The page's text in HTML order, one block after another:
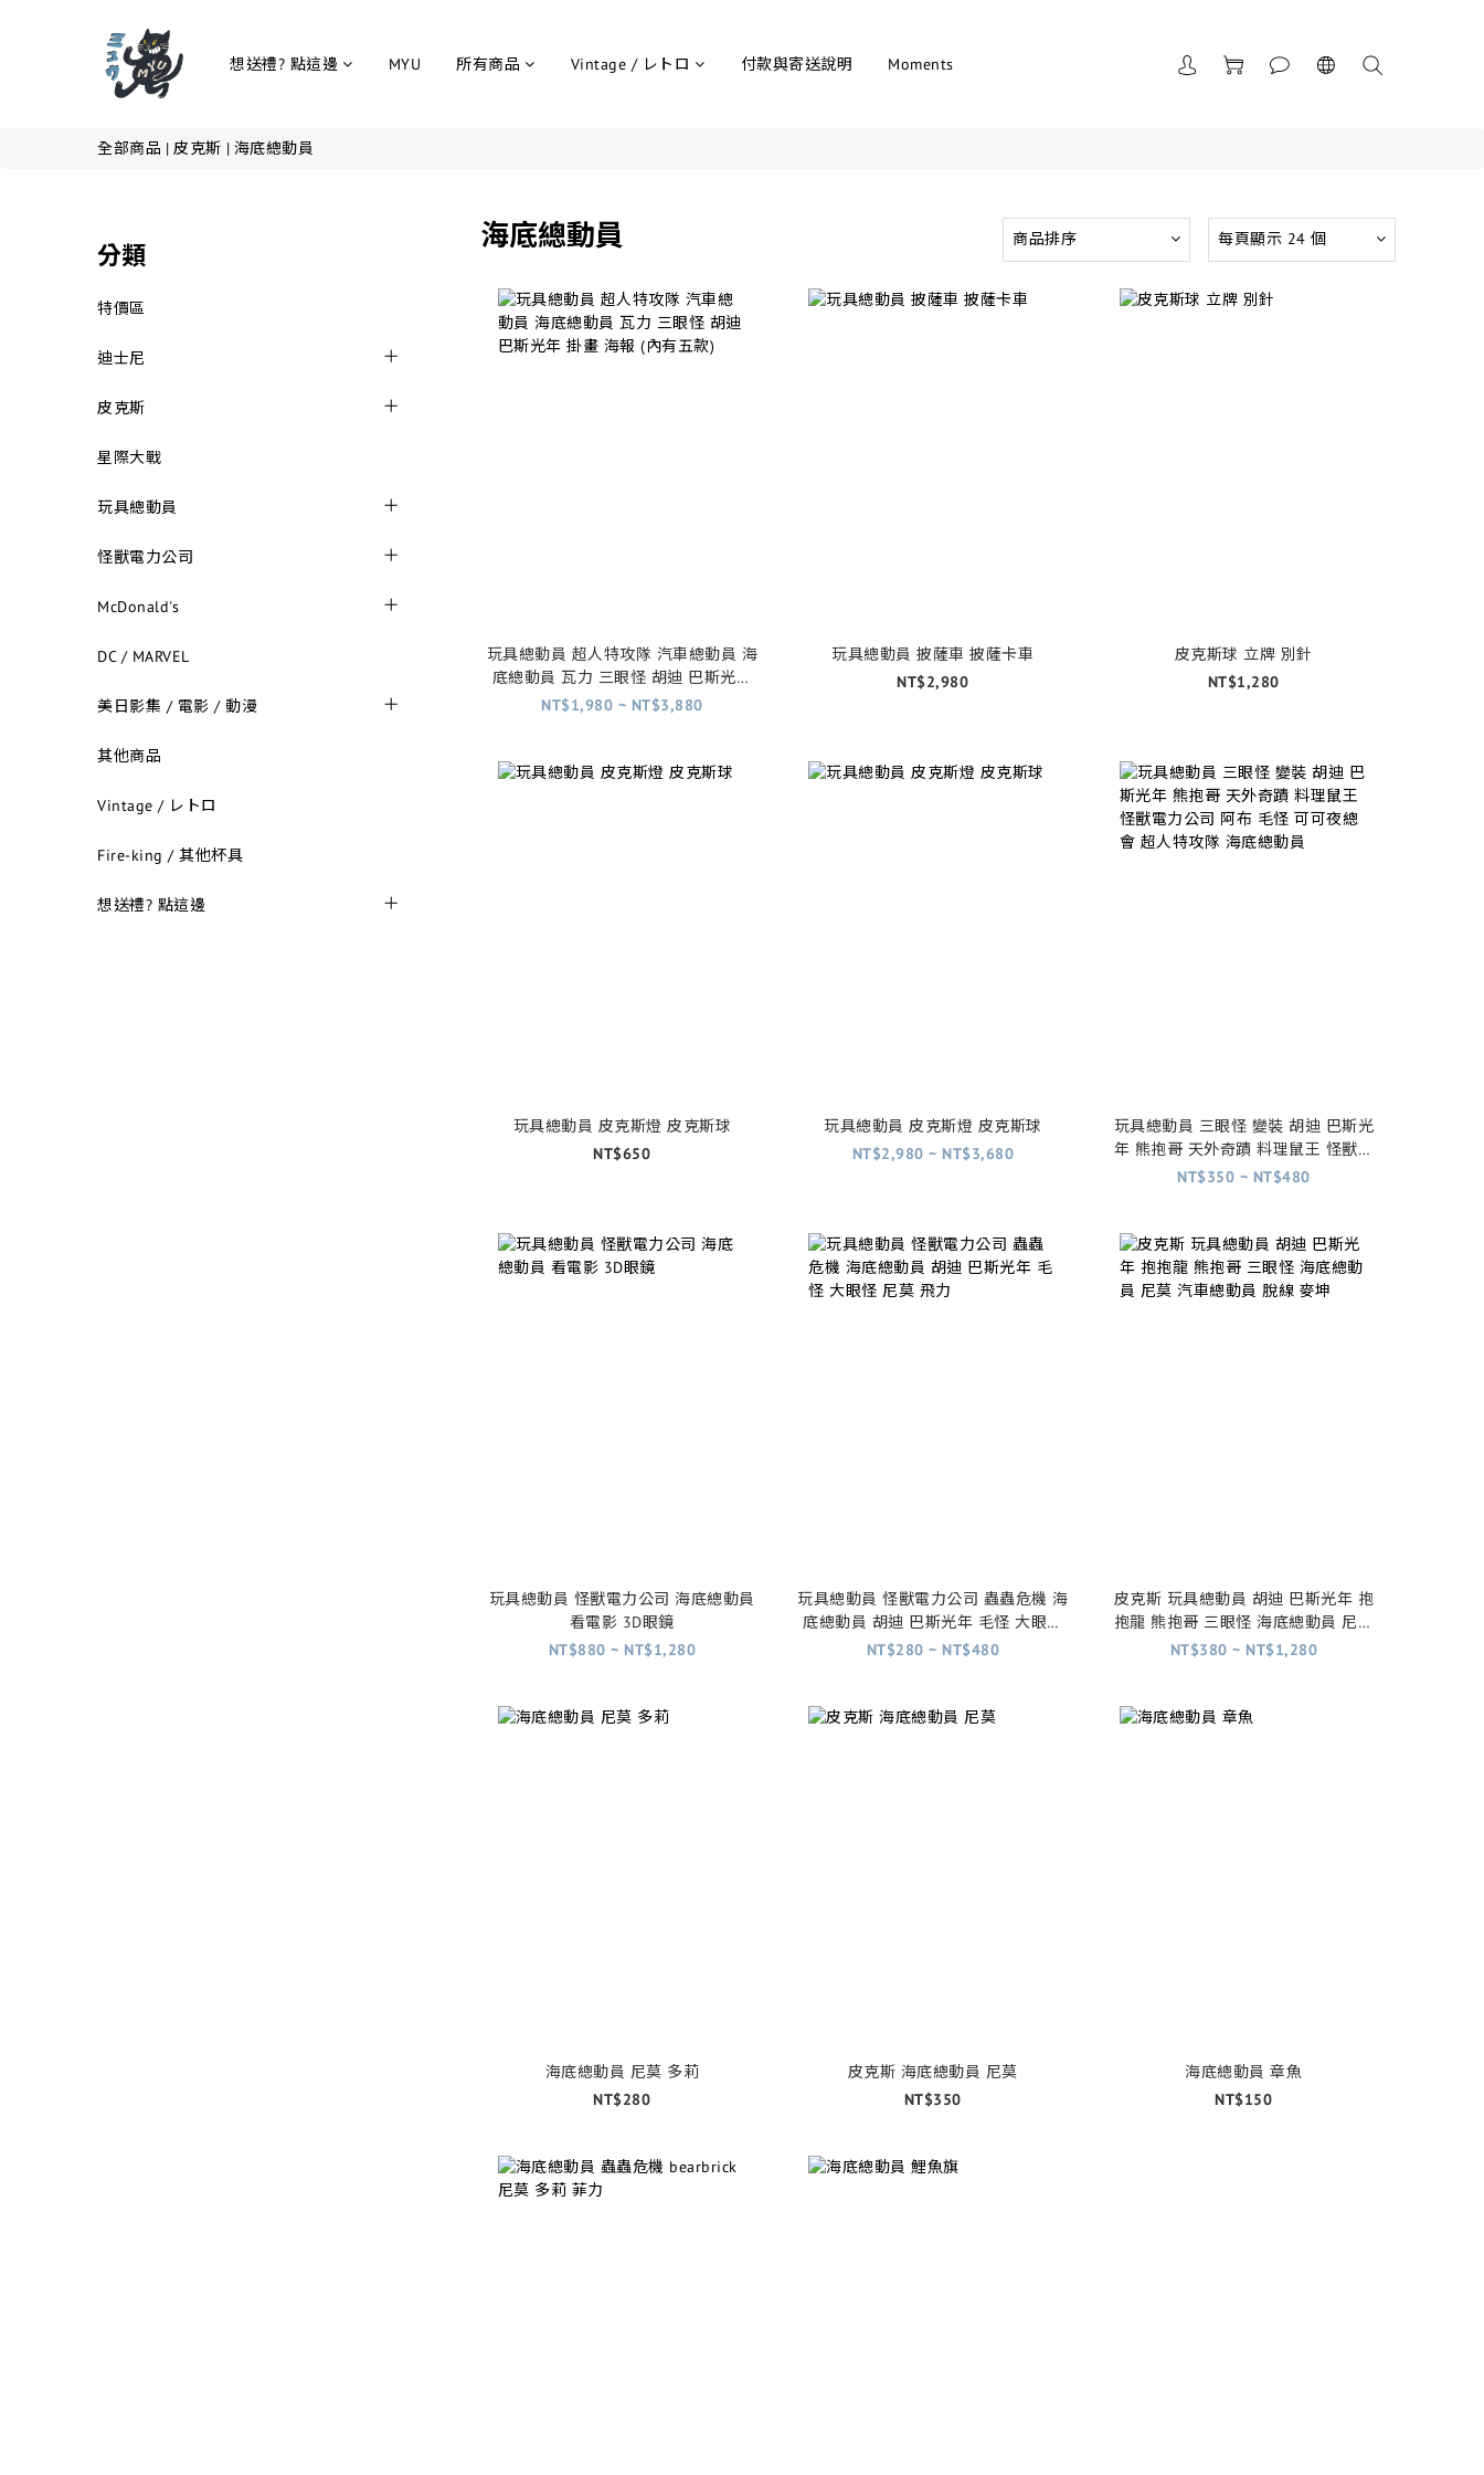
想送禮? 點這邊 MYU 所有商品 Vintage / レトロ 付款與寄送說明 Moments
全部商品 | 皮克斯 | 海底總動員
分類
特價區
迪士尼
皮克斯
星際大戰
玩具總動員
怪獸電力公司
McDonald's
DC / MARVEL
美日影集 / 電影 / 動漫
其他商品
Vintage / レトロ
Fire-king / 其他杯具
想送禮? 點這邊
海底總動員 商品排序 每頁顯示 24 個
玩具總動員 超人特攻隊 汽車總動員 海
底總動員 瓦力 三眼怪 胡迪 巴斯光年
掛畫 海報 (內有五款)
NT$1,980 ~ NT$3,880
玩具總動員 披薩車 披薩卡車
NT$2,980
皮克斯球 立牌 別針
NT$1,280
玩具總動員 皮克斯燈 皮克斯球
NT$650
玩具總動員 皮克斯燈 皮克斯球
NT$2,980 ~ NT$3,680
玩具總動員 三眼怪 變裝 胡迪 巴斯光
年 熊抱哥 天外奇蹟 料理鼠王 怪獸電
力公司 阿布 毛怪 可可夜總會 超人特
NT$350 ~ NT$480
玩具總動員 怪獸電力公司 海底總動員
看電影 3D眼鏡
NT$880 ~ NT$1,280
玩具總動員 怪獸電力公司 蟲蟲危機 海
底總動員 胡迪 巴斯光年 毛怪 大眼怪
尼莫 飛力
NT$280 ~ NT$480
皮克斯 玩具總動員 胡迪 巴斯光年 抱
抱龍 熊抱哥 三眼怪 海底總動員 尼莫
汽車總動員 脫線 麥坤
NT$380 ~ NT$1,280
海底總動員 尼莫 多莉
NT$280
皮克斯 海底總動員 尼莫
NT$350
海底總動員 章魚
NT$150